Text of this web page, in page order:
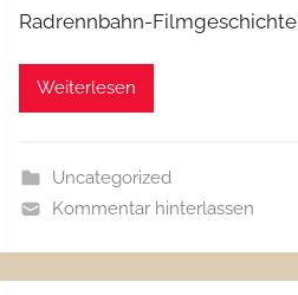
Radrennbahn-Filmgeschichte
Weiterlesen
Uncategorized
Kommentar hinterlassen